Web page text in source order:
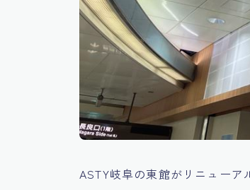
ASTY岐阜の東館がリニューア